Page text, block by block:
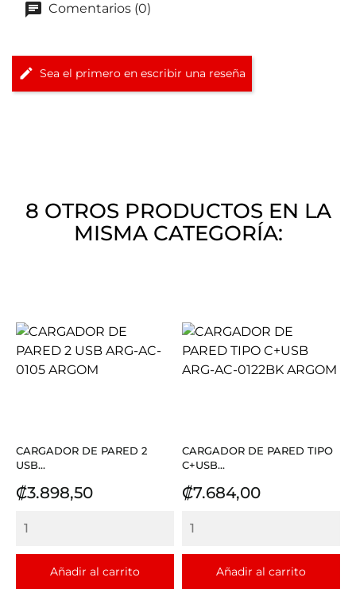
Comentarios (0)
Sea el primero en escribir una reseña
8 OTROS PRODUCTOS EN LA
MISMA CATEGORÍA:
CARGADOR DE PARED 2
USB...
Precio
₡3.898,50
Añadir al carrito
CARGADOR DE PARED TIPO
C+USB...
Precio
₡7.684,00
Añadir al carrito